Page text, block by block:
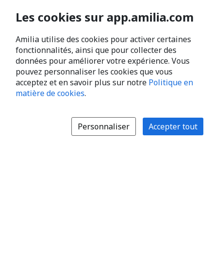
Les cookies sur app.amilia.com
Amilia utilise des cookies pour activer certaines
fonctionnalités, ainsi que pour collecter des
données pour améliorer votre expérience. Vous
pouvez personnaliser les cookies que vous
acceptez et en savoir plus sur notre Politique en
matière de cookies.
Personnaliser Accepter tout